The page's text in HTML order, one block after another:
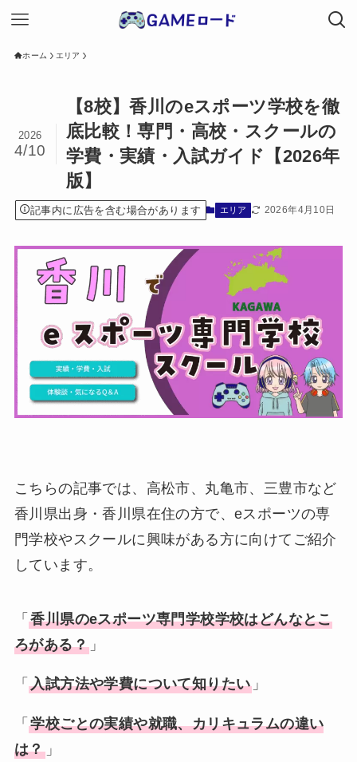
ホーム エリア
【8校】香川のeスポーツ学校を徹
底比較！専門・高校・スクールの
学費・実績・入試ガイド【2026年
版】
2026
4/10
記事内に広告を含む場合があります エリア 2026年4月10日
こちらの記事では、高松市、丸亀市、三豊市など
香川県出身・香川県在住の方で、eスポーツの専
門学校やスクールに興味がある方に向けてご紹介
しています。
「香川県のeスポーツ専門学校学校はどんなとこ
ろがある？」
「入試方法や学費について知りたい 」
「学校ごとの実績や就職、カリキュラムの違い
は？」